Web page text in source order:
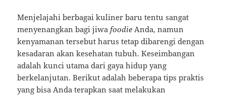
Menjelajahi berbagai kuliner baru tentu sangat
menyenangkan bagi jiwafoodie Anda, namun
kenyamanan tersebut harus tetap dibarengi dengan
kesadaran akan kesehatan tubuh. Keseimbangan
adalah kunci utama dari gaya hidup yang
berkelanjutan. Berikut adalah beberapa tips praktis
yang bisa Anda terapkan saat melakukan